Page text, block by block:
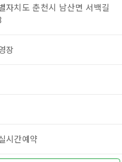
자치도 춘천시 남산면 서백길
장
시간예약